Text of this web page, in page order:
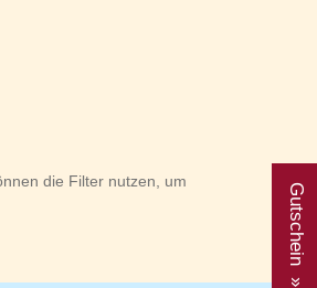
Gutschein »
die Filter nutzen, um